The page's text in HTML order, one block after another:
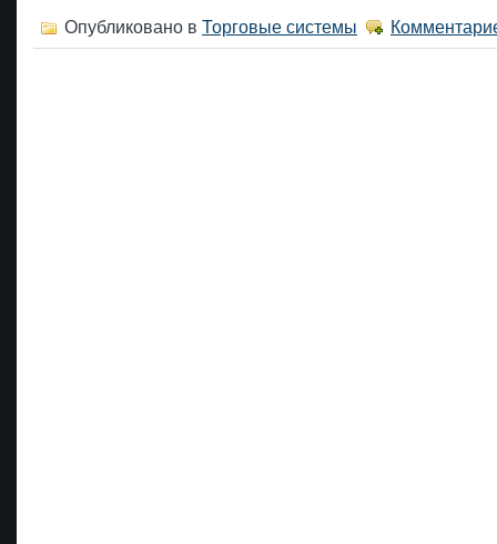
Опубликовано в Торговые системы